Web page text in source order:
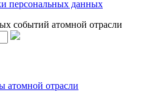
персональных данных
событий атомной отрасли
атомной отрасли